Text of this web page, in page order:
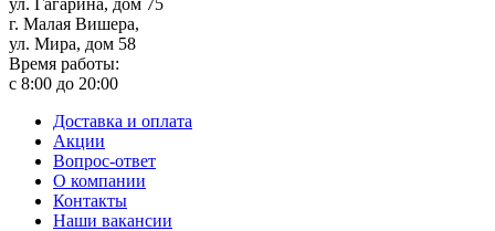
ул. Гагарина, дом 75
г. Малая Вишера,
ул. Мира, дом 58
Время работы:
с 8:00 до 20:00
Доставка и оплата
Акции
Вопрос-ответ
О компании
Контакты
Наши вакансии